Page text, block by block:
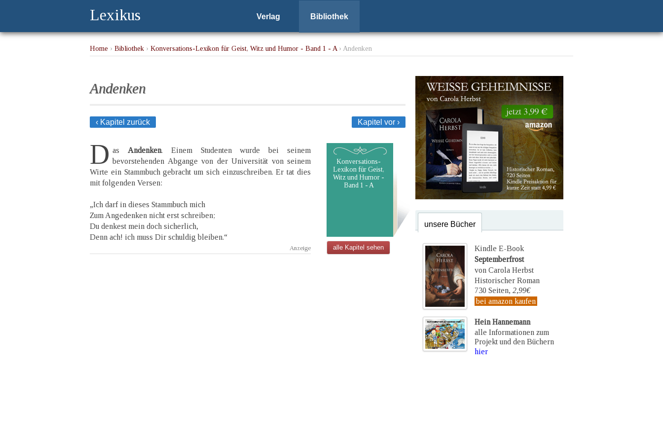
Lexikus Verlag Bibliothek
Home › Bibliothek › Konversations-Lexikon für Geist, Witz und Humor - Band 1 - A › Andenken
Andenken
‹ Kapitel zurück Kapitel vor ›
D as Andenken. Einem Studenten wurde bei seinem
bevorstehenden Abgange von der Universität von seinem
Wirte ein Stammbuch gebracht um sich einzuschreiben. Er tat dies
mit folgenden Versen:
„Ich darf in dieses Stammbuch mich
Zum Angedenken nicht erst schreiben;
Du denkest mein doch sicherlich,
Denn ach! ich muss Dir schuldig bleiben.“
Konversations-
Lexikon für Geist,
Witz und Humor -
Band 1 - A
alle Kapitel sehen
unsere Bücher
Kindle E-Book
Septemberfrost
von Carola Herbst
Historischer Roman
730 Seiten, 2,99€
bei amazon kaufen
Hein Hannemann
alle Informationen zum
Projekt und den Büchern
hier